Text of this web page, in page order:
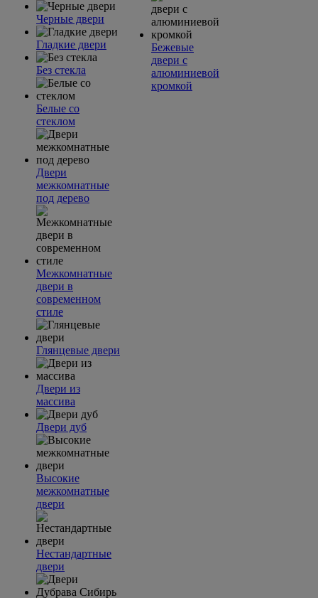
Черные двери
Гладкие двери
Без стекла
Белые со
стеклом
Двери
межкомнатные
под дерево
Межкомнатные
двери в
современном
стиле
Глянцевые двери
Двери из
массива
Двери дуб
Высокие
межкомнатные
двери
Нестандартные
двери
Бежевые
двери с
алюминиевой
кромкой